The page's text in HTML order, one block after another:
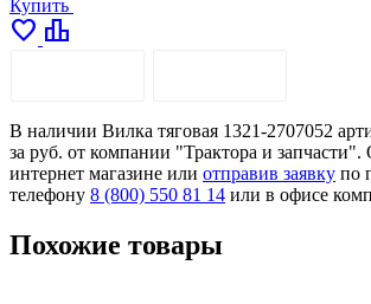
Купить
favorite leaderboard
В наличии Вилка тяговая 1321-2707052
за руб. от компании "Трактора и запчасти".
интернет магазине или отправив заявку по
телефону 8 (800) 550 81 14 или в офисе
Похожие товары